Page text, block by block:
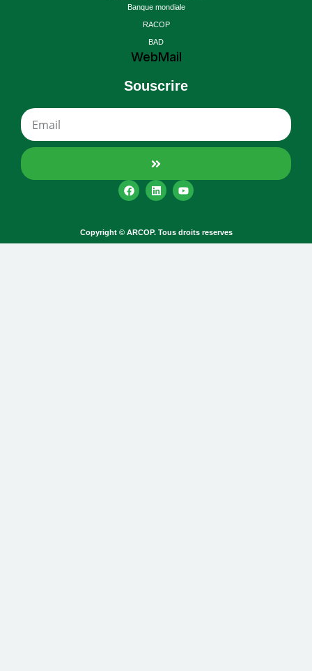
Banque mondiale
RACOP
BAD
WebMail
Souscrire
Copyright © ARCOP. Tous droits reserves